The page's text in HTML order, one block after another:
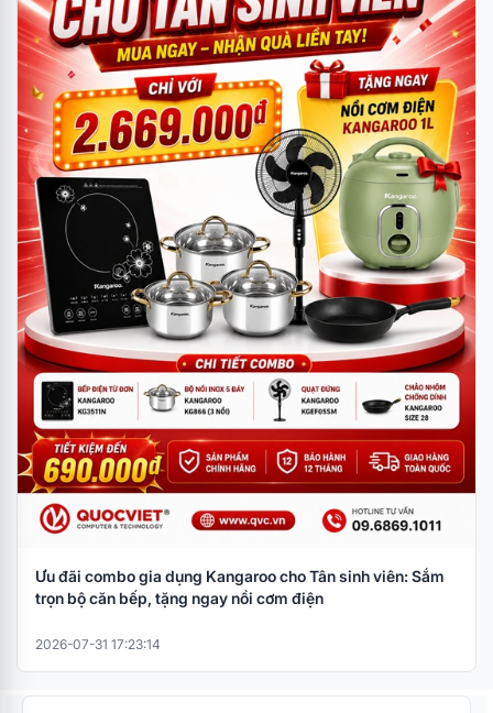
Ưu đãi combo gia dụng Kangaroo cho Tân sinh viên: Sắm
trọn bộ căn bếp, tặng ngay nồi cơm điện
2026-07-31 17:23:14